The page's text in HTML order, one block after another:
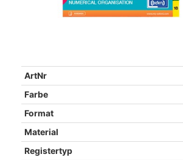
ArtNr
Farbe
Format
Material
Registertyp